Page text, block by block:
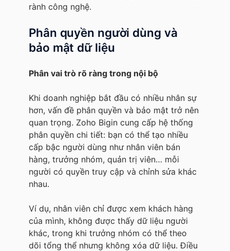
rành công nghệ.
Phân quyền người dùng và
bảo mật dữ liệu
Phân vai trò rõ ràng trong nội bộ
Khi doanh nghiệp bắt đầu có nhiều nhân sự
hơn, vấn đề phân quyền và bảo mật trở nên
quan trọng. Zoho Bigin cung cấp hệ thống
phân quyền chi tiết: bạn có thể tạo nhiều
cấp bậc người dùng như nhân viên bán
hàng, trưởng nhóm, quản trị viên… mỗi
người có quyền truy cập và chỉnh sửa khác
nhau.
Ví dụ, nhân viên chỉ được xem khách hàng
của mình, không được thấy dữ liệu người
khác, trong khi trưởng nhóm có thể theo
dõi tổng thể nhưng không xóa dữ liệu. Điều